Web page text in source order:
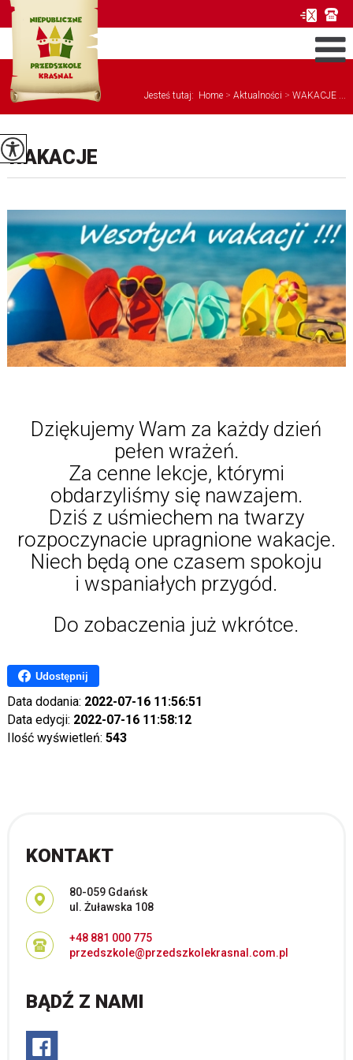
Jesteś tutaj: Home > Aktualności > WAKACJE ...
WAKACJE
Dziękujemy Wam za każdy dzień
pełen wrażeń.
Za cenne lekcje, którymi
obdarzyliśmy się nawzajem.
Dziś z uśmiechem na twarzy
rozpoczynacie upragnione wakacje.
Niech będą one czasem spokoju
i wspaniałych przygód.
Do zobaczenia już wkrótce.
Udostępnij
Data dodania: 2022-07-16 11:56:51
Data edycji: 2022-07-16 11:58:12
Ilość wyświetleń: 543
KONTAKT
Adres pocztowy:
80-059 Gdańsk
ul. Żuławska 108
+48 881 000 775
przedszkole@przedszkolekrasnal.com.pl
BĄDŹ Z NAMI